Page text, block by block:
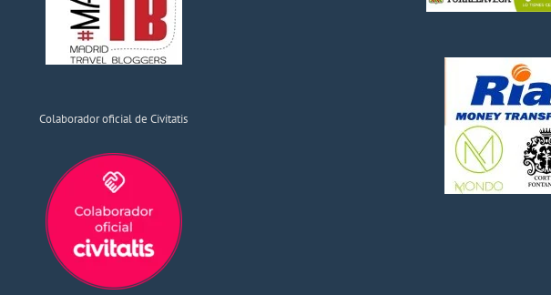
Colaborador oficial de Civitatis